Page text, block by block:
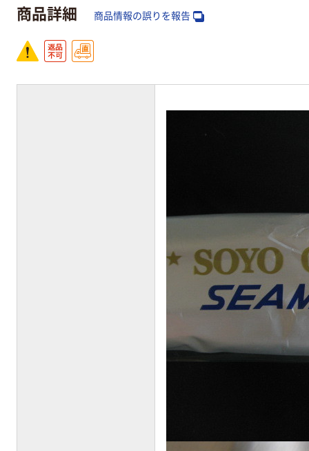
商品詳細 商品情報の誤りを報告